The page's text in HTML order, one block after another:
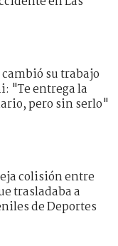
su trabajo
"Te entrega la
pero sin serlo"
colisión entre
trasladaba a
de Deportes